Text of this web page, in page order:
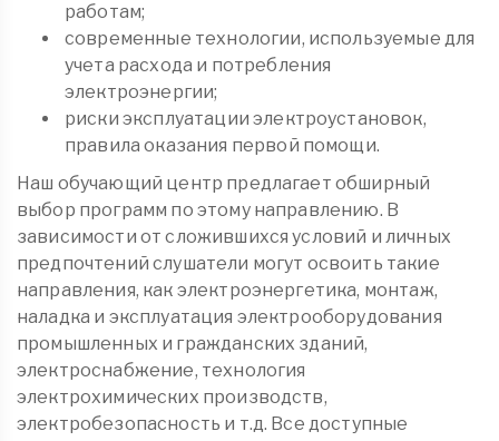
работам;
современные технологии, используемые для
учета расхода и потребления
электроэнергии;
риски эксплуатации электроустановок,
правила оказания первой помощи.
Наш обучающий центр предлагает обширный
выбор программ по этому направлению. В
зависимости от сложившихся условий и личных
предпочтений слушатели могут освоить такие
направления, как электроэнергетика, монтаж,
наладка и эксплуатация электрооборудования
промышленных и гражданских зданий,
электроснабжение, технология
электрохимических производств,
электробезопасность и т.д. Все доступные